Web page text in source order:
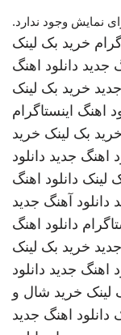
نمایش وجود ندارد.
خرید بک لینک
جدید دانلود اهنگ
خرید بک لینک
اهنگ اینستاگرام
خرید بک لینک خرید
اهنگ جدید دانلود
لینک دانلود اهنگ
دانلود آهنگ جدید
دانلود اهنگ
خرید بک لینک
اهنگ جدید دانلود
لینک خرید شال و
دانلود اهنگ جدید